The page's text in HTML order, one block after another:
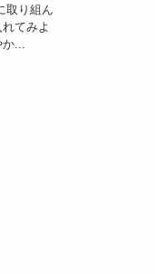
取り組ん
てみよ
...